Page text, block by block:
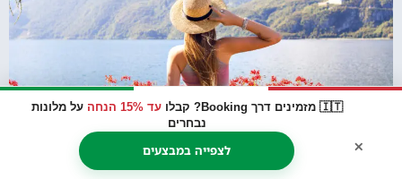
🇮🇹 מזמינים דרך Booking? קבלו עד 15% הנחה
על מלונות
נבחרים
לצפייה במבצעים ×